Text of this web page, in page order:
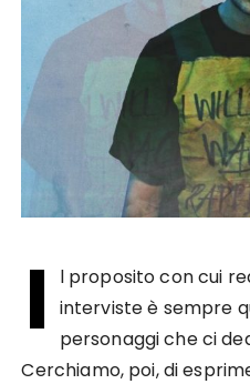
I
l proposito con cui
interviste è sempre
personaggi che ci
Cerchiamo, poi, di